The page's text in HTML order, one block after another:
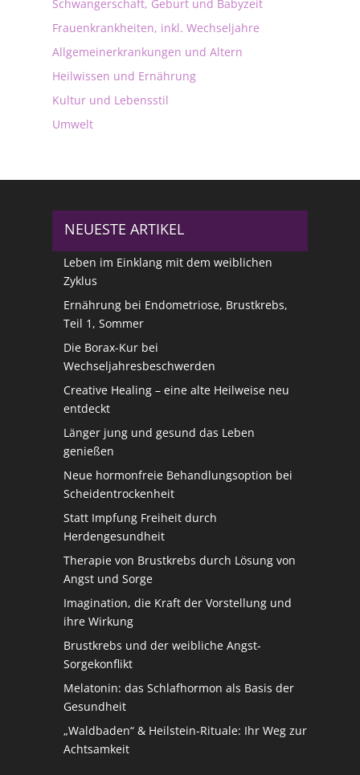
Schwangerschaft, Geburt und Babyzeit
Frauenkrankheiten, inkl. Wechseljahre
Allgemeinerkrankungen und Altern
Heilwissen und Ernährung
Kultur und Lebensstil
Umwelt
NEUESTE ARTIKEL
Leben im Einklang mit dem weiblichen
Zyklus
Ernährung bei Endometriose, Brustkrebs,
Teil 1, Sommer
Die Borax-Kur bei
Wechseljahresbeschwerden
Creative Healing – eine alte Heilweise neu
entdeckt
Länger jung und gesund das Leben
genießen
Neue hormonfreie Behandlungsoption bei
Scheidentrockenheit
Statt Impfung Freiheit durch
Herdengesundheit
Therapie von Brustkrebs durch Lösung von
Angst und Sorge
Imagination, die Kraft der Vorstellung und
ihre Wirkung
Brustkrebs und der weibliche Angst-
Sorgekonflikt
Melatonin: das Schlafhormon als Basis der
Gesundheit
„Waldbaden“ & Heilstein-Rituale: Ihr Weg zur
Achtsamkeit